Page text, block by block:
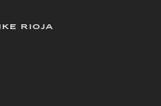
RIOJA